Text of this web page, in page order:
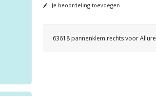
Je beoordeling toevoegen
63618 pannenklem rechts voor Allure